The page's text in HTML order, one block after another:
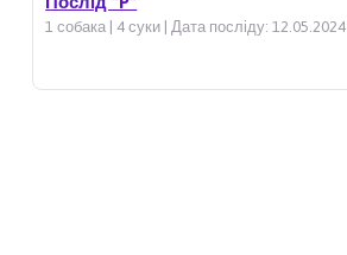
1 собака | 4 суки | Дата посліду: 12.05.2024